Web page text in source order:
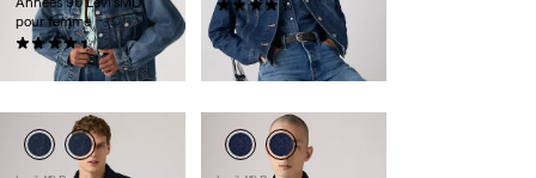
pour femme
(219)
118,00 $
(248)
118,00 $